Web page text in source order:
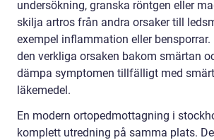
undersökning, granska röntgen eller
skilja artros från andra orsaker till
exempel inflammation eller
den verkliga orsaken bakom smärtan
dämpa symptomen tillfälligt med
läkemedel.
En modern ortopedmottagning i
komplett utredning på samma plats.